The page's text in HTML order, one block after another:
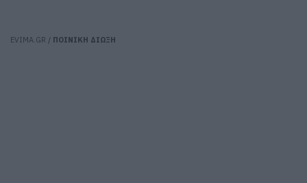
EVIMA.GR / ΠΟΙΝΙΚΗ ΔΙΩΞΗ